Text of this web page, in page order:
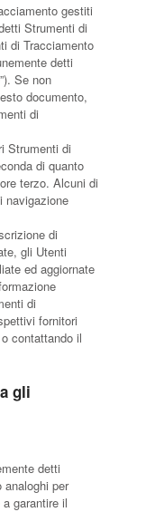
gestiti
Strumenti di
di Tracciamento
detti
Se non
documento,
di
Strumenti di
di quanto
terzo. Alcuni di
navigazione
di
gli Utenti
ed aggiornate
di
fornitori
contattando il
gli
detti
analoghi per
garantire il